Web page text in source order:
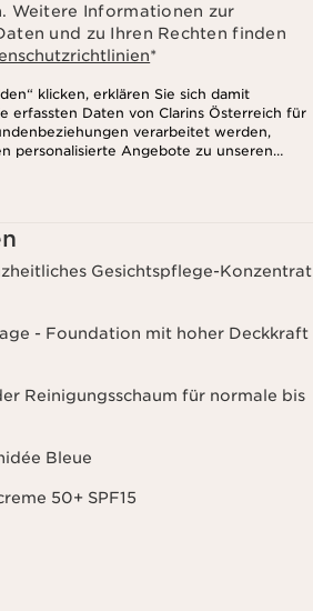
Weitere Informationen zur
und zu Ihren Rechten finden
*
klicken, erklären Sie sich damit
erfassten Daten von Clarins Österreich für
verarbeitet werden,
personalisierte Angebote zu unseren
entsprechend Ihrem
für analytische Zwecke.
Gesichtspflege-Konzentrat
- Foundation mit hoher Deckkraft
Reinigungsschaum für normale bis
Bleue
50+ SPF15